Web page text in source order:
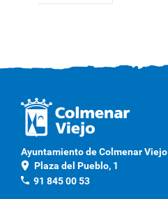
Ayuntamiento de Colmenar Viejo
location_on Plaza del Pueblo, 1
phone 91 845 00 53